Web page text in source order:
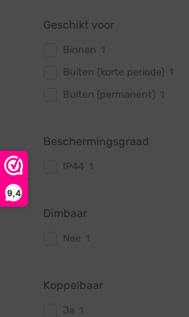
9,4
Geschikt voor
Binnen
Buiten (korte periode)
Buiten (permanent)
Beschermingsgraad
IP44
Dimbaar
Nee
Koppelbaar
Ja